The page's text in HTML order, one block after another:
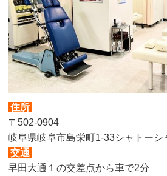
住所
〒502-0904
岐阜県岐阜市島栄町1-33シャトーシ
交通
早田大通１の交差点から車で2分